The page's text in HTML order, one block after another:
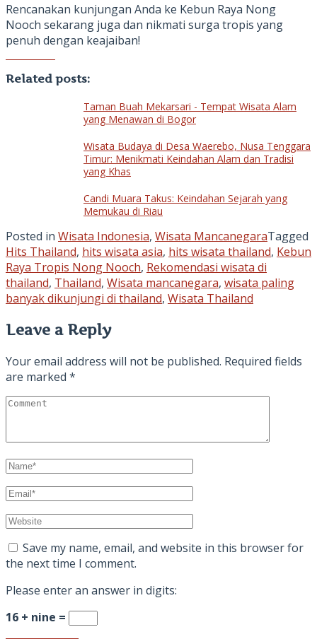
Rencanakan kunjungan Anda ke Kebun Raya Nong
Nooch sekarang juga dan nikmati surga tropis yang
penuh dengan keajaiban!
Related posts:
Taman Buah Mekarsari - Tempat Wisata Alam
yang Menawan di Bogor
Wisata Budaya di Desa Waerebo, Nusa Tenggara
Timur: Menikmati Keindahan Alam dan Tradisi
yang Khas
Candi Muara Takus: Keindahan Sejarah yang
Memukau di Riau
Posted in Wisata Indonesia, Wisata MancanegaraTagged
Hits Thailand, hits wisata asia, hits wisata thailand, Kebun
Raya Tropis Nong Nooch, Rekomendasi wisata di
thailand, Thailand, Wisata mancanegara, wisata paling
banyak dikunjungi di thailand, Wisata Thailand
Leave a Reply
Your email address will not be published. Required fields
are marked *
Save my name, email, and website in this browser for
the next time I comment.
Please enter an answer in digits:
16 + nine =